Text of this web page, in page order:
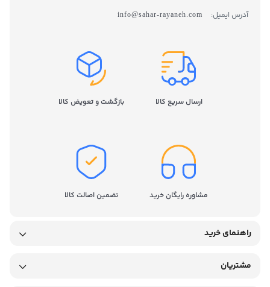
آدرس ایمیل:
info@sahar-rayaneh.com
ارسال سریع کالا بازگشت و تعویض کالا
مشاوره رایگان خرید تضمین اصالت کالا
راهنمای خرید
مشتریان